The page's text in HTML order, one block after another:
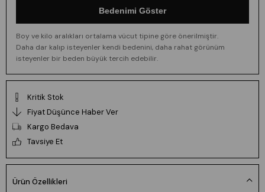
Bedenimi Göster
Boy ve kilo aralıkları ortalama vücut tipine göre önerilmiştir.
Daha dar kalıp isteyenler kendi bedenini, daha rahat görünüm
isteyenler bir beden büyük tercih edebilir.
Kritik Stok
Fiyat Düşünce Haber Ver
Kargo Bedava
Tavsiye Et
Ürün Özellikleri